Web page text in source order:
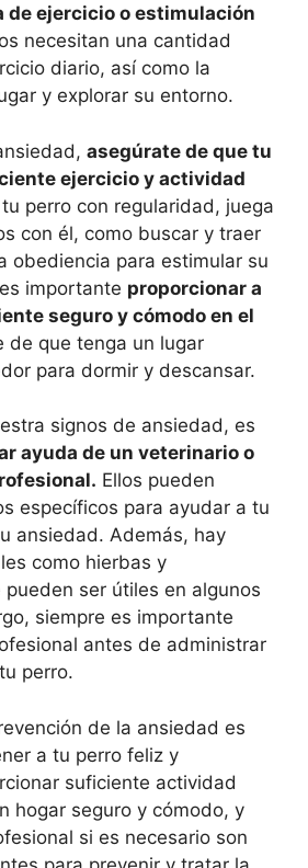
de ejercicio o estimulación
necesitan una cantidad
diario, así como la
y explorar su entorno.
asegúrate de que tu
ejercicio y actividad
perro con regularidad, juega
con él, como buscar y traer
obediencia para estimular su
importante proporcionar a
seguro y cómodo en el
de que tenga un lugar
para dormir y descansar.
signos de ansiedad, es
ayuda de un veterinario o
Ellos pueden
específicos para ayudar a tu
ansiedad. Además, hay
como hierbas y
ser útiles en algunos
siempre es importante
antes de administrar
perro.
de la ansiedad es
a tu perro feliz y
suficiente actividad
hogar seguro y cómodo, y
si es necesario son